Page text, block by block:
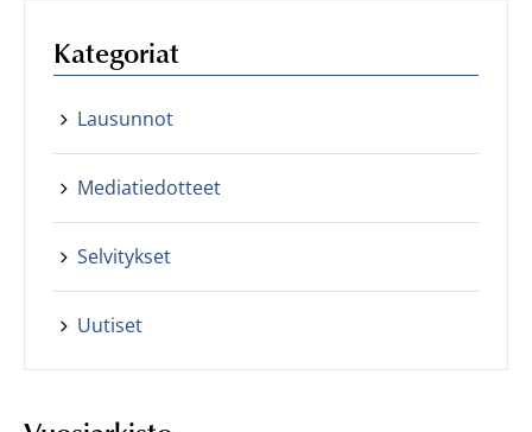
Kategoriat
Lausunnot
Mediatiedotteet
Selvitykset
Uutiset